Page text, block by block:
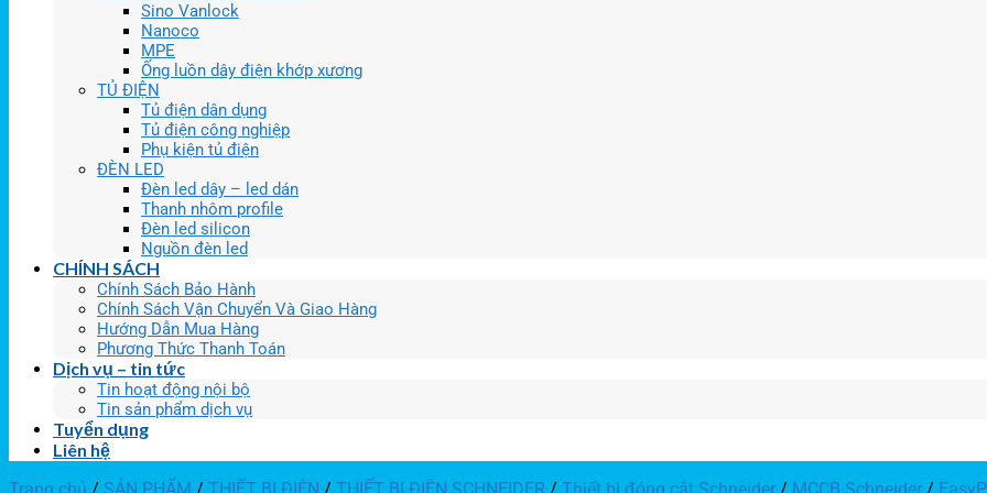
Sino Vanlock
Nanoco
MPE
Ống luồn dây điện khớp xương
TỦ ĐIỆN
Tủ điện dân dụng
Tủ điện công nghiệp
Phụ kiện tủ điện
ĐÈN LED
Đèn led dây – led dán
Thanh nhôm profile
Đèn led silicon
Nguồn đèn led
CHÍNH SÁCH
Chính Sách Bảo Hành
Chính Sách Vận Chuyển Và Giao Hàng
Hướng Dẫn Mua Hàng
Phương Thức Thanh Toán
Dịch vụ – tin tức
Tin hoạt động nội bộ
Tin sản phẩm dịch vụ
Tuyển dụng
Liên hệ